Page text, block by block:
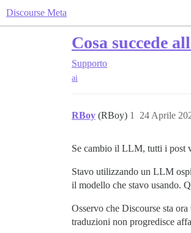
Discourse Meta
Cosa succede
Supporto
ai
RBoy (RBoy) 24 Aprile
1
Se cambio il LLM, tutti i post
Stavo utilizzando un LLM
il modello che stavo usando.
Osservo che Discourse sta
traduzioni non progredisce